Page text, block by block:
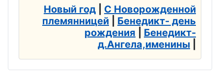
Новый год
С Новорожденной
племянницей
Бенедикт- день
рождения
Бенедикт-
д.Ангела,именины